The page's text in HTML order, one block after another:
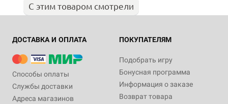
С этим товаром смотрели
ДОСТАВКА И ОПЛАТА
Способы оплаты
Службы доставки
Адреса магазинов
ПОКУПАТЕЛЯМ
Подобрать игру
Бонусная программа
Информация о заказе
Возврат товара